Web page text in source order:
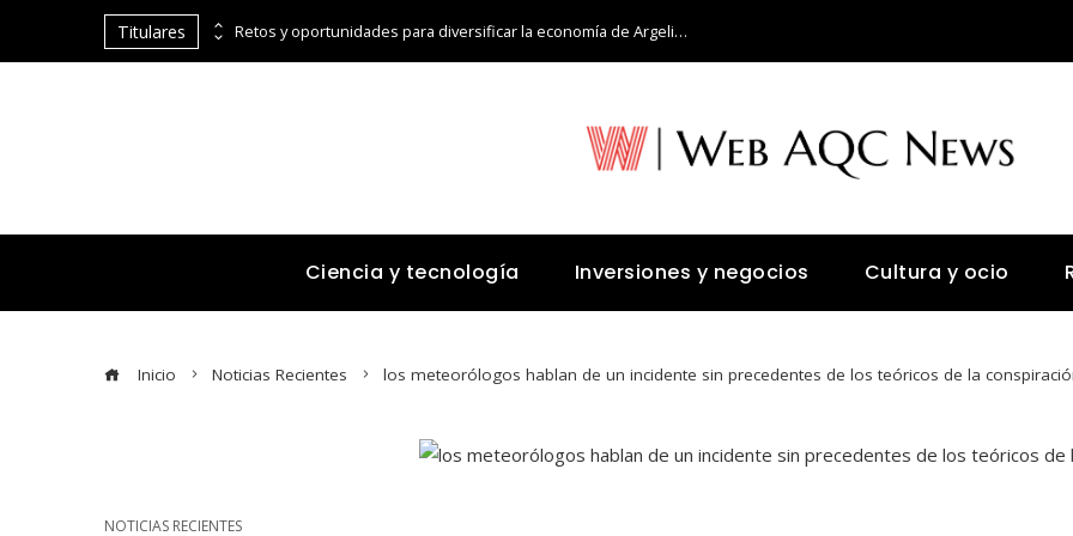
Titulares Retos y oportunidades para diversificar la economía de Argelia más allá del petróleo
Ciencia y tecnología Inversiones y negocios Cultura y ocio
Inicio Noticias Recientes los meteorólogos hablan de un incidente sin precedentes de los teóricos de la
NOTICIAS RECIENTES